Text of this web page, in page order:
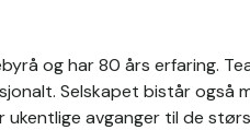
og har 80 års erfaring.
Selskapet bistår også
avganger til de